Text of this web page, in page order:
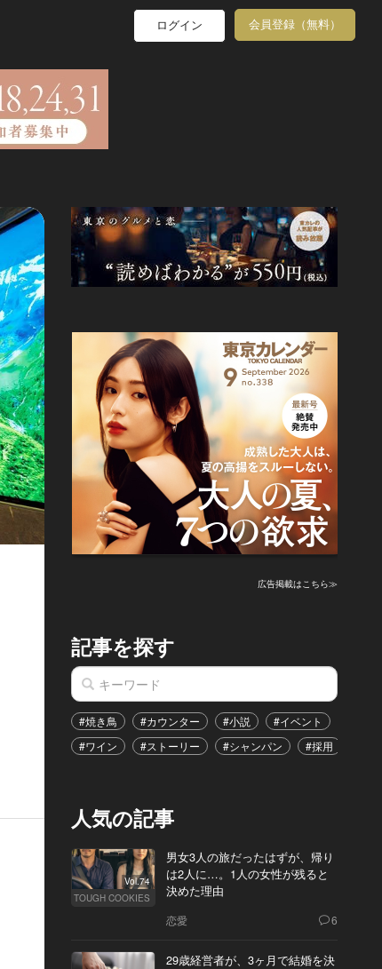
ログイン 会員登録（無料）
広告掲載はこちら≫
記事を探す
#焼き鳥 #カウンター #小説 #イベント
#ワイン
#ストーリー #シャンパン #採用
人気の記事
Vol.74
TOUGH COOKIES
男女3人の旅だったはずが、帰り
は2人に…。1人の女性が残ると
決めた理由
恋愛 6
29歳経営者が、3ヶ月で結婚を決